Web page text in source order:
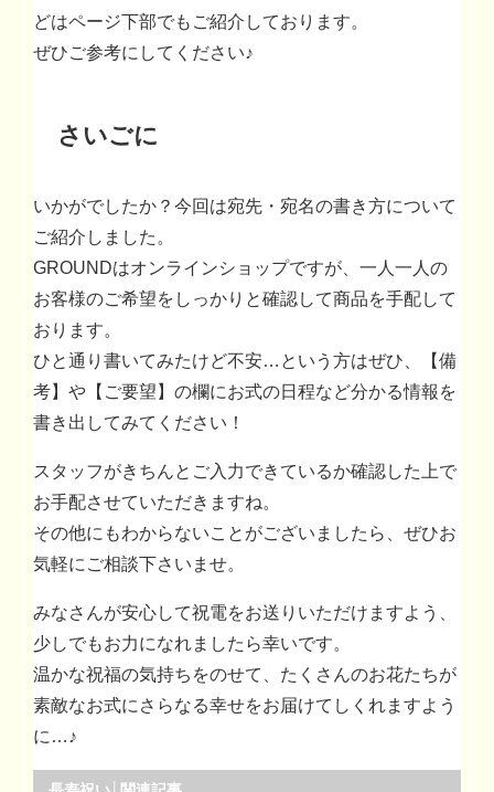
どはページ下部でもご紹介しております。
ぜひご参考にしてください♪
さいごに
いかがでしたか？今回は宛先・宛名の書き方について
ご紹介しました。
GROUNDはオンラインショップですが、一人一人の
お客様のご希望をしっかりと確認して商品を手配して
おります。
ひと通り書いてみたけど不安
という方はぜひ、【備
考】や【ご要望】の欄にお式の日程など分かる情報を
書き出してみてください！
スタッフがきちんとご入力できているか確認した上で
お手配させていただきますね。
その他にもわからないことがございましたら、ぜひお
気軽にご相談下さいませ。
みなさんが安心して祝電をお送りいただけますよう、
少しでもお力になれましたら幸いです。
温かな祝福の気持ちをのせて、たくさんのお花たちが
素敵なお式にさらなる幸せをお届けてしくれますよう
に…♪